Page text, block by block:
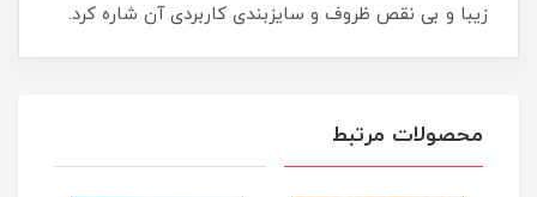
زیبا و بی نقص ظروف و سایزبندی کاربردی آن شاره کرد.
محصولات مرتبط